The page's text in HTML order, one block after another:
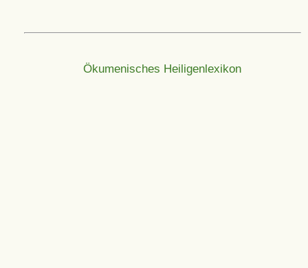
Ökumenisches Heiligenlexikon